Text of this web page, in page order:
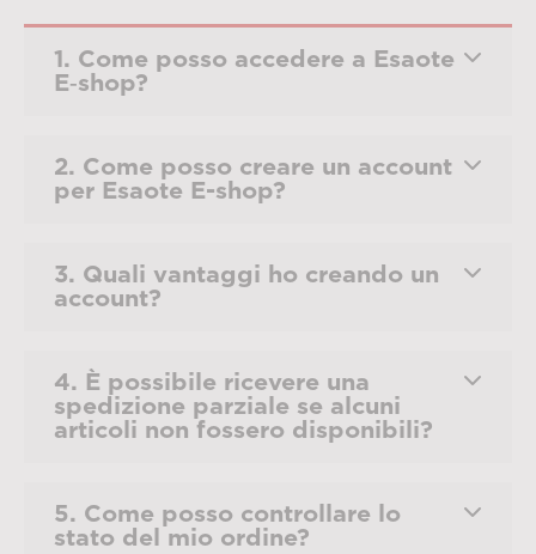
1. Come posso accedere a Esaote
E‑shop?
2. Come posso creare un account
per Esaote E-shop?
3. Quali vantaggi ho creando un
account?
4. È possibile ricevere una
spedizione parziale se alcuni
articoli non fossero disponibili?
5. Come posso controllare lo
stato del mio ordine?